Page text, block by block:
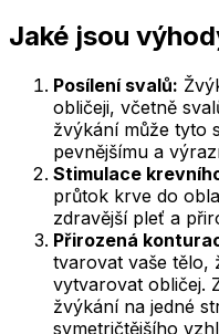
Jaké jsou
Posílení svalů:
obličeji, včetně
žvýkání může tyto
pevnějšímu a
Stimulace
průtok krve do
zdravější pleť a
Přirozená
tvarovat vaše tělo,
vytvarovat obličej.
žvýkání na jedné
symetričtějšího